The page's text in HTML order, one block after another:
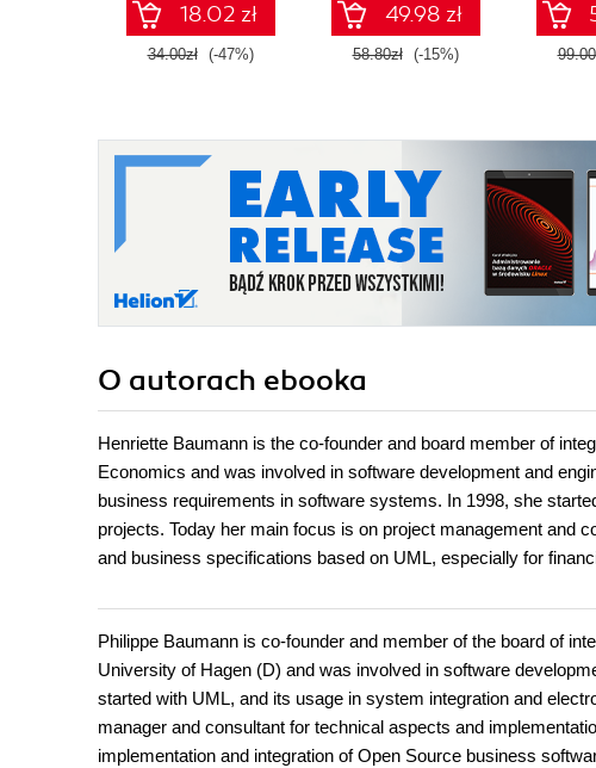
18.02 zł
34.00zł (-47%)
49.98 zł
58.80zł (-15%)
O autorach ebooka
Henriette Baumann is the co-founder and board member of
Economics and was involved in software development and
business requirements in software systems. In 1998, she
projects. Today her main focus is on project management and
and business specifications based on UML, especially for
Philippe Baumann is co-founder and member of the board of
University of Hagen (D) and was involved in software
started with UML, and its usage in system integration and
manager and consultant for technical aspects and
implementation and integration of Open Source business